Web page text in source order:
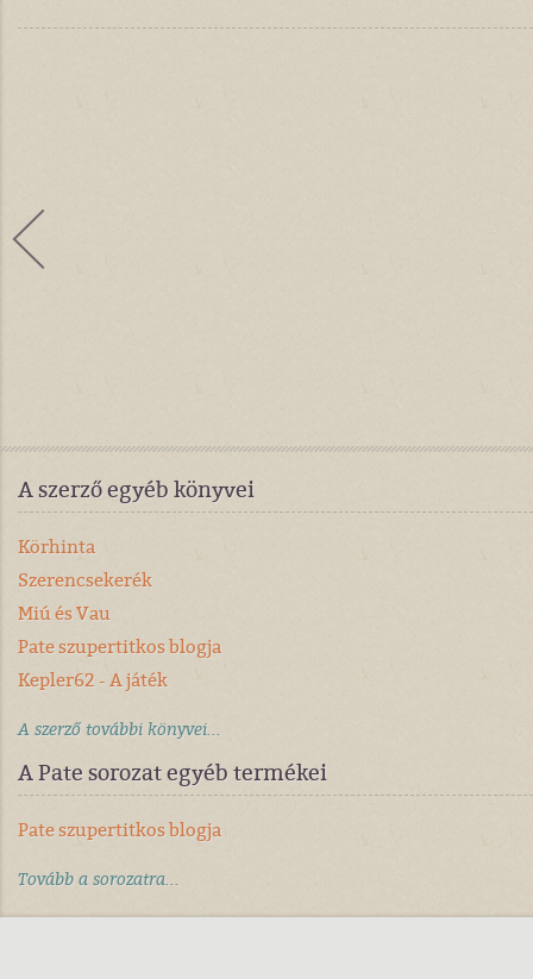
A szerző egyéb könyvei
Körhinta
Szerencsekerék
Miú és Vau
Pate szupertitkos blogja
Kepler62 - A játék
A szerző további könyvei...
A Pate sorozat egyéb termékei
Pate szupertitkos blogja
Tovább a sorozatra...